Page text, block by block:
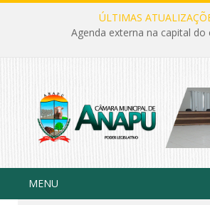
ÚLTIMAS
Agenda externa na capital do
MENU